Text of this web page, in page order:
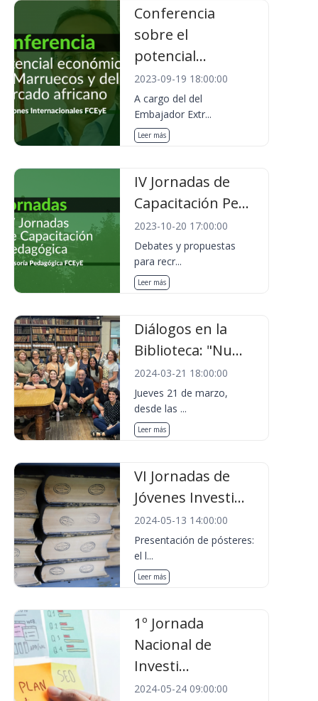
Conferencia
sobre el
potencial...
2023-09-19 18:00:00
A cargo del del
Embajador Extr...
Leer más
IV Jornadas de
Capacitación Pe...
2023-10-20 17:00:00
Debates y propuestas
para recr...
Leer más
Diálogos en la
Biblioteca: "Nu...
2024-03-21 18:00:00
Jueves 21 de marzo,
desde las ...
Leer más
VI Jornadas de
Jóvenes Investi...
2024-05-13 14:00:00
Presentación de pósteres:
el l...
Leer más
1º Jornada
Nacional de
Investi...
2024-05-24 09:00:00